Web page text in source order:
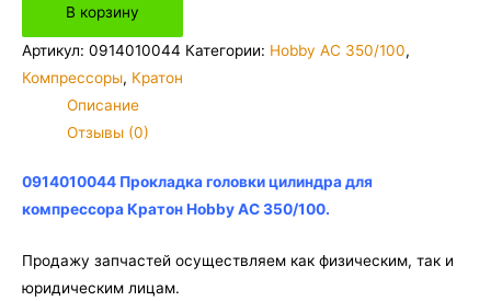
0914010044
Прокладка
Кратон
Hobby
350/100
В корзину
Артикул: 0914010044 Категории: Hobby AC 350/100,
Компрессоры, Кратон
Описание
Отзывы (0)
0914010044 Прокладка головки цилиндра для
компрессора Кратон Hobby AC 350/100.
Продажу запчастей осуществляем как физическим, так и
юридическим лицам.